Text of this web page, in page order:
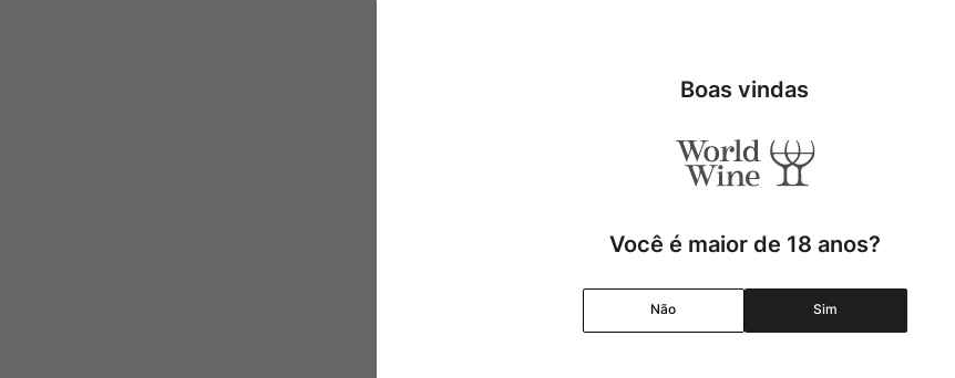
Graduação Alcóolica
Boas vindas
Você é maior de 18 anos?
Não Sim